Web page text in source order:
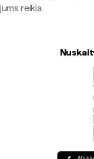
jums reikia.